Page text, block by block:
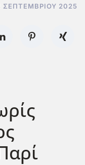
ΣΕΠΤΕΜΒΡΊΟΥ 2025